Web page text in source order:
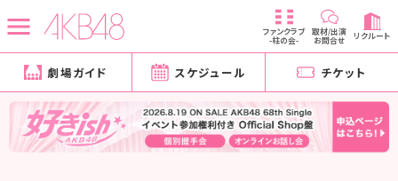
ファンクラブ
-柱の会-
取材/出演
お問合せ リクルート
劇場ガイド スケジュール チケット